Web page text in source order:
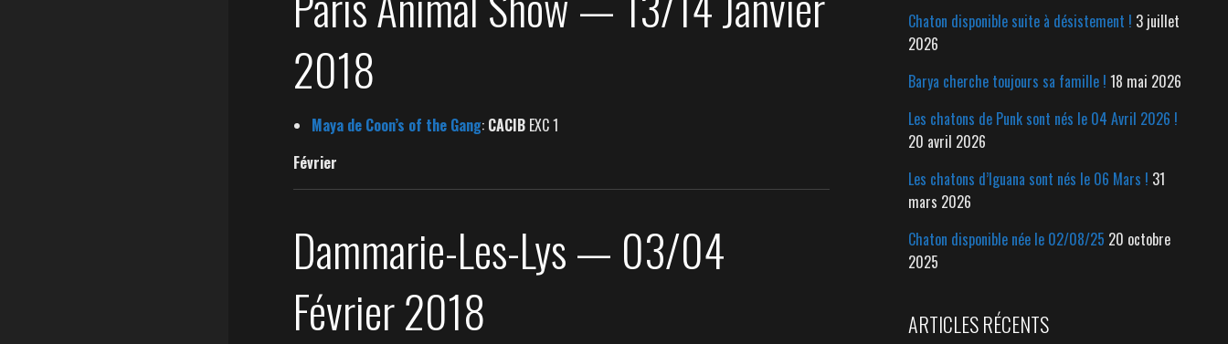
2018
Maya de Coon’s of the Gang: CACIB EXC 1
Février
Dammarie-Les-Lys — 03/04
Février 2018
Chaton disponible suite à désistement ! 3 juillet
2026
Barya cherche toujours sa famille ! 18 mai 2026
Les chatons de Punk sont nés le 04 Avril 2026 !
20 avril 2026
Les chatons d’Iguana sont nés le 06 Mars ! 31
mars 2026
Chaton disponible née le 02/08/25 20 octobre
2025
ARTICLES RÉCENTS